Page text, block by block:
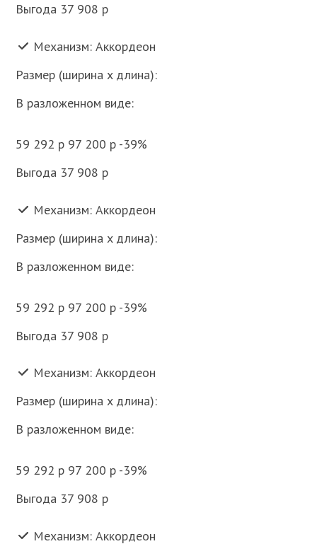
Выгода 37 908 p
Механизм: Аккордеон
Размер (ширина x длина):
В разложенном виде:
59 292 p 97 200 p -39%
Выгода 37 908 p
Механизм: Аккордеон
Размер (ширина x длина):
В разложенном виде:
59 292 p 97 200 p -39%
Выгода 37 908 p
Механизм: Аккордеон
Размер (ширина x длина):
В разложенном виде:
59 292 p 97 200 p -39%
Выгода 37 908 p
Механизм: Аккордеон